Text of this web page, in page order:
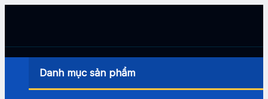
Danh mục sản phẩm